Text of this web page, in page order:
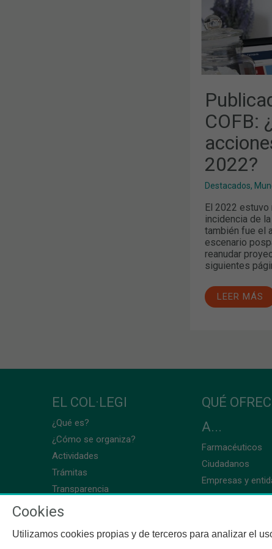
COFB:
2022?
Destacados,
El 2022
incidencia de
también fue el
escenario
reanudar
siguientes
EN
2022?
LEER MÁS
EL COL·LEGI
¿Qué es?
¿Cómo se organiza?
Actividades
Trámitas
Transparencia
QUÉ
A...
Farmacéuticos
Ciudadanos
Empresas y
Cookies
Utilizamos cookies propias y de terceros para analizar el